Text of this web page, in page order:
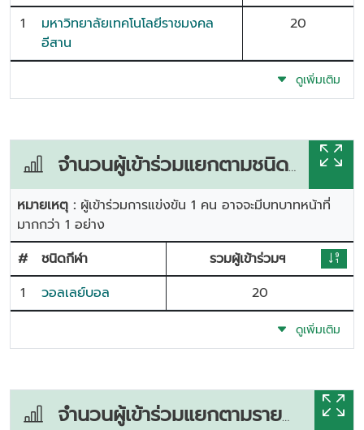
1
มหาวิทยาลัยเทคโนโลยีราชมงคล
อีสาน
20
ดูเพิ่มเติม
จำนวนผู้เข้าร่วมแยกตามชนิดกีฬา
หมายเหตุ : ผู้เข้าร่วมการแข่งขัน 1 คน อาจจะมีบทบาทหน้าที่
มากกว่า 1 อย่าง
#
ชนิดกีฬา
รวมผู้เข้าร่วมฯ
1
วอลเลย์บอล 20
ดูเพิ่มเติม
จำนวนผู้เข้าร่วมแยกตามรายการแข่งขัน